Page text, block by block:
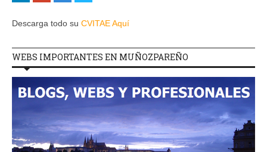
Descarga todo su CVITAE Aquí
WEBS IMPORTANTES EN MUÑOZPAREÑO